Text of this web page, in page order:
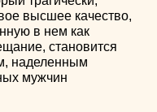
высшее качество,
в нем как
становится
наделенным
мужчин